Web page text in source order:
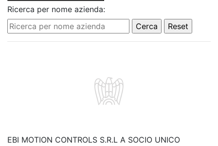
Ricerca per nome azienda:
EBI MOTION CONTROLS S.R.L A SOCIO UNICO